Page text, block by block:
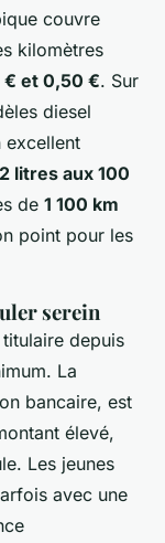
couvre
kilomètres
et 0,50 €. Sur
diesel
excellent
litres aux 100
de 1 100 km
point pour les
serein
depuis
La
bancaire, est
élevé,
Les jeunes
avec une